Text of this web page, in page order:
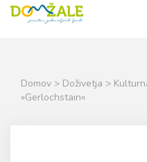
Skoči
na
Kazalo
strani
Domov > Doživetja >
»Gerlochstain«